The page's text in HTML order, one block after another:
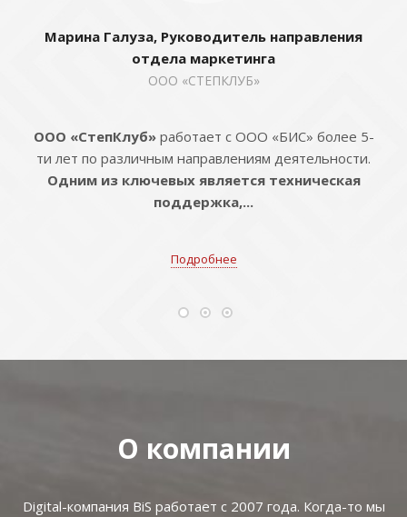
Марина Галуза, Руководитель направления
отдела маркетинга
ООО «СТЕПКЛУБ»
ООО «СтепКлуб»работает с ООО «БИС» более 5-
ти лет по различным направлениям деятельности.
Одним из ключевых является техническая
поддержка,...
Подробнее
О компании
Digital-компания BiS работает с 2007 года. Когда-то мы